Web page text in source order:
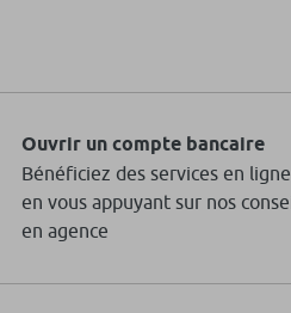
Ouvrir un compte bancaire
Bénéficiez des services en
en vous appuyant sur nos
en agence